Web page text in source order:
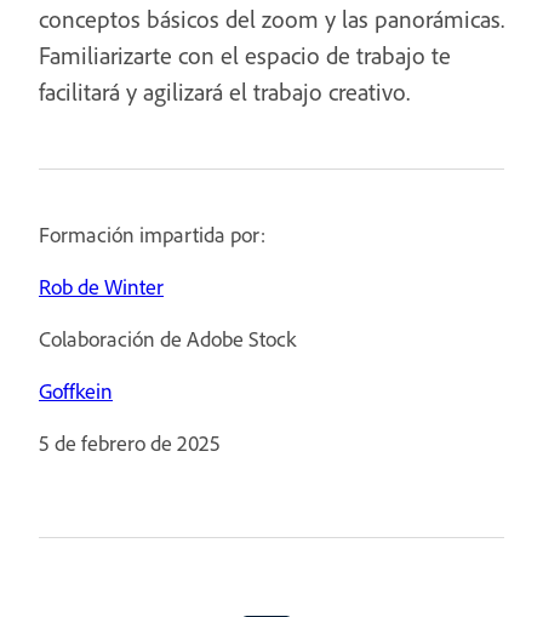
conceptos básicos del zoom y las panorámicas.
Familiarizarte con el espacio de trabajo te
facilitará y agilizará el trabajo creativo.
Formación impartida por:
Rob de Winter
Colaboración de Adobe Stock
Goffkein
5 de febrero de 2025